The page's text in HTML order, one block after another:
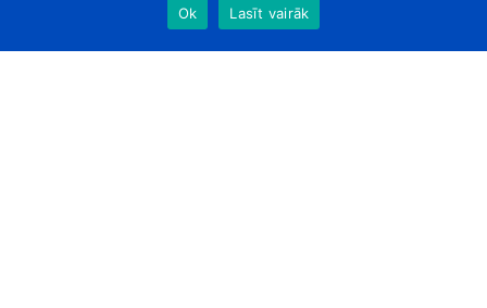
Ok
Lasīt vairāk